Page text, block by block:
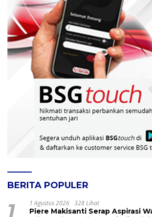
BERITA POPULER
1 1 Agustus 2026 328 Lihat
Piere Makisanti Serap Aspirasi